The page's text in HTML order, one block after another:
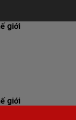
giới
giới